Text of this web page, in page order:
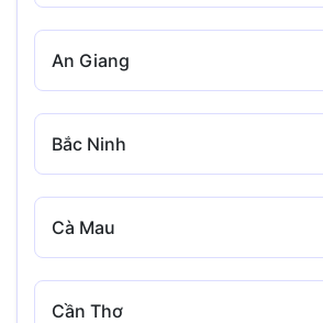
An Giang
Bắc Ninh
Cà Mau
Cần Thơ